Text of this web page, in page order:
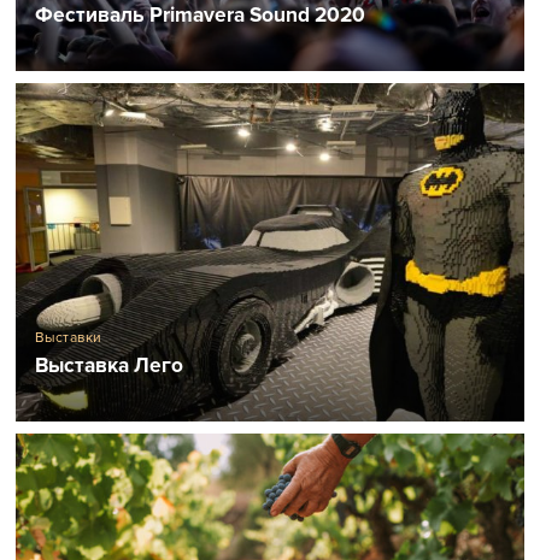
Фестиваль Primavera Sound 2020
Выставки
Выставка Лего